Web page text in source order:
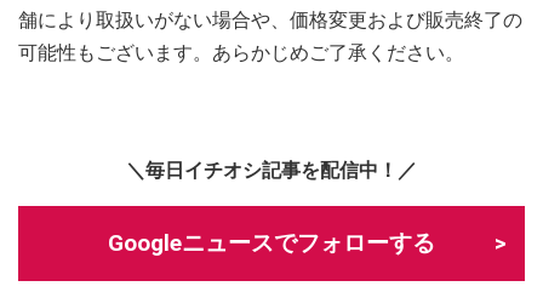
舗により取扱いがない場合や、価格変更および販売終了の
可能性もございます。あらかじめご了承ください。
＼毎日イチオシ記事を配信中！／
Googleニュースでフォローする